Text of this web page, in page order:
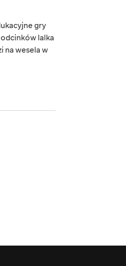
gry
lalka
na wesela w